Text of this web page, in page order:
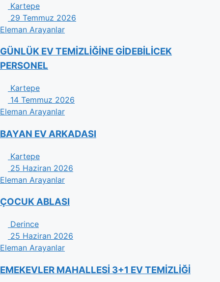
Kartepe
29 Temmuz 2026
Eleman Arayanlar
GÜNLÜK EV TEMİZLİĞİNE GİDEBİLİCEK
PERSONEL
Kartepe
14 Temmuz 2026
Eleman Arayanlar
BAYAN EV ARKADASI
Kartepe
25 Haziran 2026
Eleman Arayanlar
ÇOCUK ABLASI
Derince
25 Haziran 2026
Eleman Arayanlar
EMEKEVLER MAHALLESİ 3+1 EV TEMİZLİĞİ